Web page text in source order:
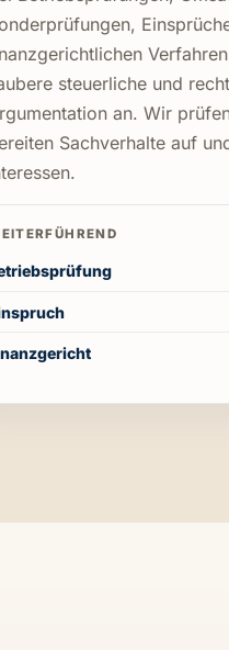
steuerliche und
an. Wir
Sachverhalte auf